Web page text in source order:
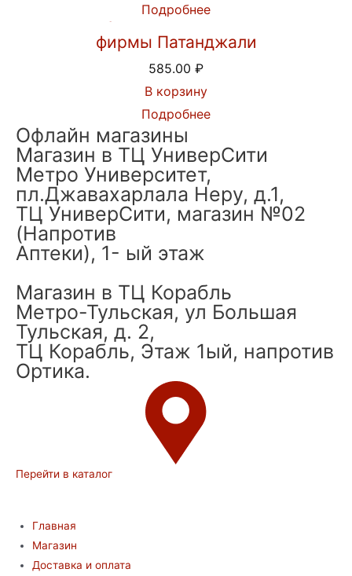
Подробнее
Шампунь Кеш Канти Рита от
фирмы Патанджали
585.00 ₽
В корзину
Подробнее
Офлайн магазины
Магазин в ТЦ УниверСити
Метро Университет,
пл.Джавахарлала Неру, д.1,
ТЦ УниверСити, магазин №02
(Напротив
Аптеки), 1- ый этаж
Магазин в ТЦ Корабль
Метро-Тульская, ул Большая
Тульская, д. 2,
ТЦ Корабль, Этаж 1ый, напротив
Ортика.
Перейти в каталог
Главная
Магазин
Доставка и оплата